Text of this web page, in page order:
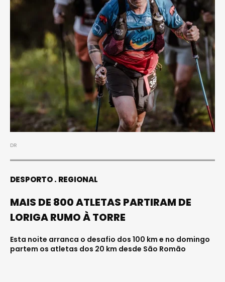
DR
DESPORTO REGIONAL
MAIS DE 800 ATLETAS PARTIRAM DE
LORIGA RUMO À TORRE
Esta noite arranca o desafio dos 100 km e no domingo
partem os atletas dos 20 km desde São Romão